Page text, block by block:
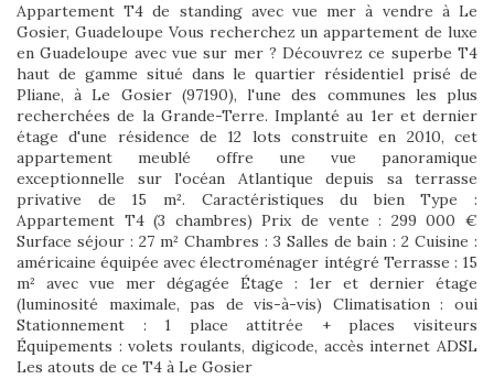
Appartement T4 de standing avec vue mer à vendre à Le
Gosier, Guadeloupe Vous recherchez un appartement de luxe
en Guadeloupe avec vue sur mer ? Découvrez ce superbe T4
haut de gamme situé dans le quartier résidentiel prisé de
Pliane, à Le Gosier (97190), l'une des communes les plus
recherchées de la Grande-Terre. Implanté au 1er et dernier
étage d'une résidence de 12 lots construite en 2010, cet
appartement meublé offre une vue panoramique
exceptionnelle sur l'océan Atlantique depuis sa terrasse
privative de 15 m². Caractéristiques du bien Type :
Appartement T4 (3 chambres) Prix de vente : 299 000 €
Surface séjour : 27 m² Chambres : 3 Salles de bain : 2 Cuisine :
américaine équipée avec électroménager intégré Terrasse : 15
m² avec vue mer dégagée Étage : 1er et dernier étage
(luminosité maximale, pas de vis-à-vis) Climatisation : oui
Stationnement : 1 place attitrée + places visiteurs
Équipements : volets roulants, digicode, accès internet ADSL
Les atouts de ce T4 à Le Gosier